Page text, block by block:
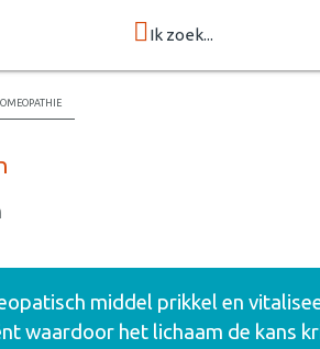
Ik zoek...
middel prikkel en
waardoor het lichaam de kans